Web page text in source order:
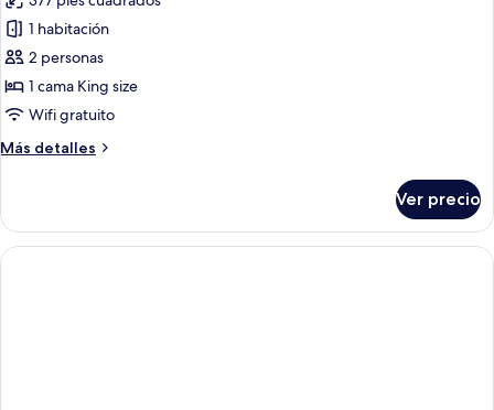
las
fotos
de
Habitación
ejecutiva
1 habitación
2 personas
1 cama King size
Wifi gratuito
Más detalles
Más
ejecutiva
Ver precio